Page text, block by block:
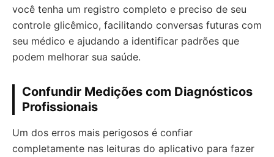
você tenha um registro completo e preciso de seu
controle glicêmico, facilitando conversas futuras com
seu médico e ajudando a identificar padrões que
podem melhorar sua saúde.
Confundir Medições com Diagnósticos
Profissionais
Um dos erros mais perigosos é confiar
completamente nas leituras do aplicativo para fazer